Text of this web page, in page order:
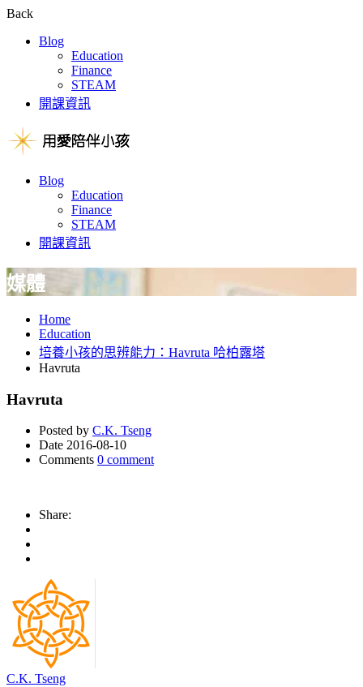
Back
Blog
Education
Finance
STEAM
開課資訊
Blog
Education
Finance
STEAM
開課資訊
媒體
Home
Education
培養小孩的思辨能力：Havruta 哈柏露塔
Havruta
Havruta
Posted by C.K. Tseng
Date 2016-08-10
Comments 0 comment
Share:
C.K. Tseng